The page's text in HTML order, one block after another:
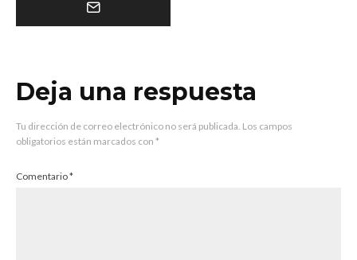
Deja una respuesta
Tu dirección de correo electrónico no será publicada. Los campos
obligatorios están marcados con *
Comentario*